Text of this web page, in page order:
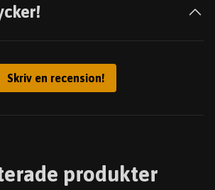
Skriv en recension!
produkter